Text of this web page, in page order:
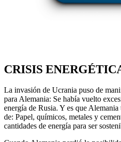
CRISIS
La invasión de Ucrania puso de
para Alemania: Se había vuelto
energía de Rusia. Y es que
de: Papel, químicos, metales y
cantidades de energía para ser